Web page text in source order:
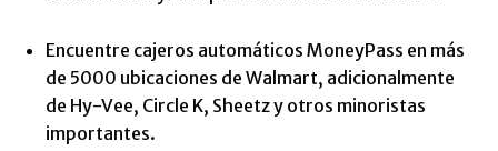
Encuentre cajeros automáticos MoneyPass en más
de 5000 ubicaciones de Walmart, adicionalmente
de Hy-Vee, Circle K, Sheetz y otros minoristas
importantes.